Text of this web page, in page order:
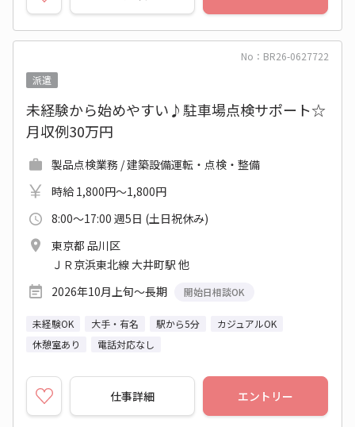
No：BR26-0627722
派遣
未経験から始めやすい♪駐車場点検サポート☆
月収例30万円
製品点検業務 / 建築設備運転・点検・整備
時給 1,800円～1,800円
8:00～17:00 週5日 (土日祝休み)
東京都 品川区
ＪＲ京浜東北線 大井町駅 他
2026年10月上旬～長期
開始日相談OK
未経験OK 大手・有名 駅から5分
カジュアルOK
休憩室あり
電話対応なし
仕事詳細 エントリー